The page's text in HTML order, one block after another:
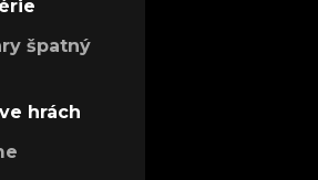
špatný
hrách